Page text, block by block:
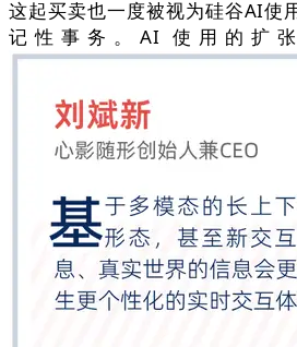
这起买卖也一度被视为硅谷AI使
记性事务。AI 使用的扩